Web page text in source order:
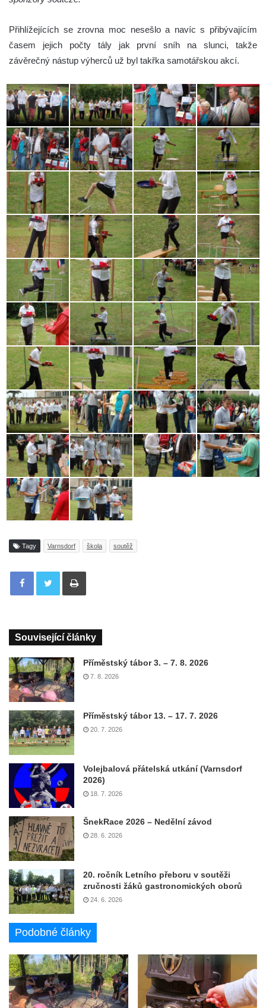
Přihlížejících se zrovna moc nesešlo a navíc s přibývajícím
časem jejich počty tály jak první sníh na slunci, takže
závěrečný nástup výherců už byl takřka samotářskou akcí.
Tagy Varnsdorf škola soutěž
Tisknout
Související články
Příměstský tábor 3. – 7. 8. 2026
7. 8. 2026
Příměstský tábor 13. – 17. 7. 2026
20. 7. 2026
Volejbalová přátelská utkání (Varnsdorf
2026)
18. 7. 2026
ŠnekRace 2026 – Nedělní závod
28. 6. 2026
20. ročník Letního přeboru v soutěži
zručnosti žáků gastronomických oborů
24. 6. 2026
Podobné články